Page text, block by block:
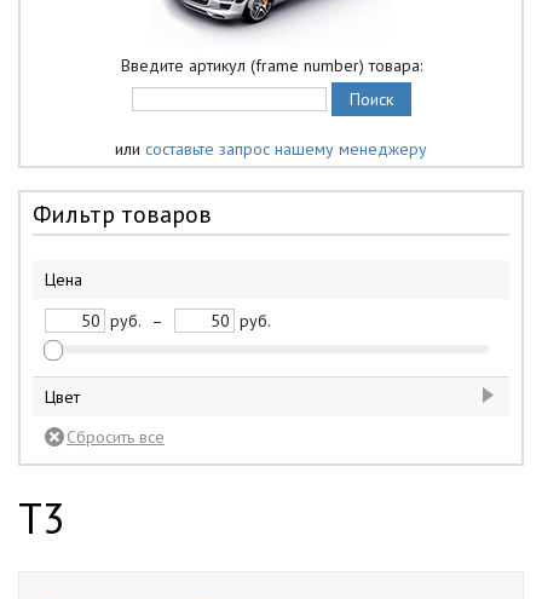
Введите артикул (frame number) товара:
или составьте запрос нашему менеджеру
Фильтр товаров
Цена
руб.
– руб.
Цвет
белый
зеленый
1
T3